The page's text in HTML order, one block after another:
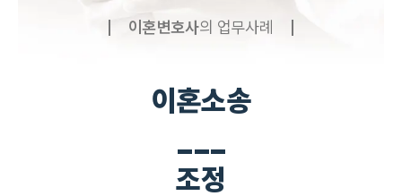
이혼변호사의 업무사례
이혼소송
___
조정